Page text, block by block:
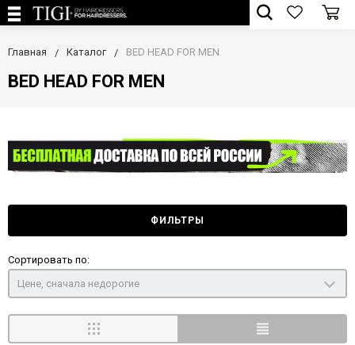
Главная Каталог BED HEAD FOR MEN
BED HEAD FOR MEN
ФИЛЬТРЫ
Сортировать по:
Цене, сначала недорогие